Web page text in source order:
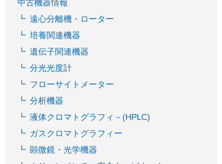
中古機器情報
遠心分離機・ローター
培養関連機器
遺伝子関連機器
分光光度計
フローサイトメーター
分析機器
液体クロマトグラフィ－(HPLC)
ガスクロマトグラフィー
顕微鏡・光学機器